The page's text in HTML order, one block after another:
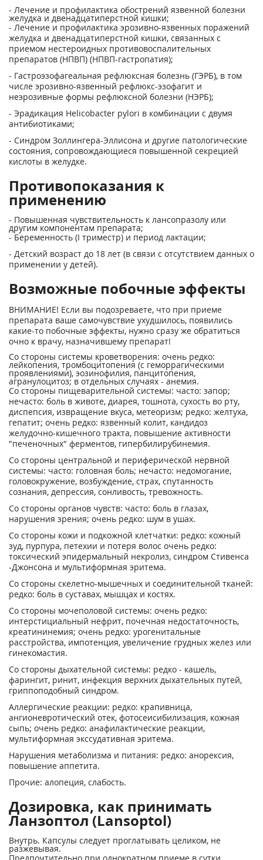
- Лечение и профилактика обострений язвенной болезни
желудка и двенадцатиперстной кишки;
- Лечение и профилактика эрозивно-язвенных поражений
желудка и двенадцатиперстной кишки, связанных с
приемом нестероидных противовоспалительных
препаратов (НПВП) (НПВП-гастропатия);
- Гастроэзофагеальная рефлюксная болезнь (ГЭРБ), в том
числе эрозивно-язвенный рефлюкс-эзофагит и
неэрозивные формы рефлюксной болезни (НЭРБ);
- Эрадикация Helicobacter pylori в комбинации с двумя
антибиотиками;
- Синдром Золлингера-Эллисона и другие патологические
состояния, сопровождающиеся повышенной секрецией
кислоты в желудке.
Противопоказания к
применению
- Повышенная чувствительность к лансопразолу или
другим компонентам препарата;
- Беременность (I триместр) и период лактации;
- Детский возраст до 18 лет (в связи с отсутствием данных о
применении у детей).
Возможные побочные эффекты
ВНИМАНИЕ! Если вы подозреваете, что при приеме
препарата ваше самочувствие ухудшилось, появились
какие-то побочные эффекты, нужно сразу же обратиться
очно к врачу, назначившему препарат!
Со стороны системы кроветворения: очень редко:
лейкопения, тромбоцитопения (с геморрагическими
проявлениями), эозинофилия, панцитопения,
агранулоцитоз; в отдельных случаях - анемия.
Со стороны пищеварительной системы: часто: запор;
нечасто: боль в животе, диарея, тошнота, сухость во рту,
диспепсия, извращение вкуса, метеоризм; редко: желтуха,
гепатит; очень редко: язвенный колит, кандидоз
желудочно-кишечного тракта, повышение активности
"печеночных" ферментов, гипербилирубинемия.
Со стороны центральной и периферической нервной
системы: часто: головная боль; нечасто: недомогание,
головокружение, возбуждение, страх, спутанность
сознания, депрессия, сонливость, тревожность.
Со стороны органов чувств: часто: боль в глазах,
нарушения зрения; очень редко: шум в ушах.
Со стороны кожи и подкожной клетчатки: редко: кожный
зуд, пурпура, петехии и потеря волос очень редко:
токсический эпидермальный некролиз, синдром Стивенса
-Джонсона и мультиформная эритема.
Со стороны скелетно-мышечных и соединительной тканей:
редко: боль в суставах, мышцах и костях.
Со стороны мочеполовой системы: очень редко:
интерстициальный нефрит, почечная недостаточность,
креатининемия; очень редко: урогенитальные
расстройства, импотенция, увеличение грудных желез или
гинекомастия.
Со стороны дыхательной системы: редко - кашель,
фарингит, ринит, инфекция верхних дыхательных путей,
гриппоподобный синдром.
Аллергические реакции: редко: крапивница,
ангионевротический отек, фотосеисибилизация, кожная
сыпь; очень редко: анафилактические реакции,
мультиформная экссудативная эритема.
Нарушения метаболизма и питания: редко: анорексия,
повышение аппетита.
Прочие: алопеция, слабость.
Дозировка, как принимать
Ланзоптол (Lansoptol)
Внутрь. Капсулы следует проглатывать целиком, не
разжевывая.